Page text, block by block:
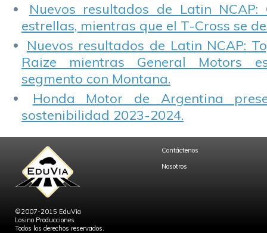
Nuevos resultados de Latin NCAP:
estrellas, mientras que el T-Cross se
Nuevos resultados de Latin NCAP:
Raize mientras General Motors
segmento con Montana.
Honda Motor de Argentina
sostenibilidad 2023-2024.
©2007-2015 EduVia
Losino Producciones
Todos los derechos reservados.
Contáctenos
Nosotros